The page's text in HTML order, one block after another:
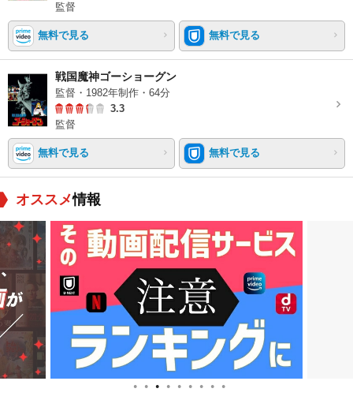
監督
無料で見る 無料で見る
戦国魔神ゴーショーグン
監督・1982年制作・64分
3.3
監督
無料で見る 無料で見る
オススメ情報
● ● ● ● ● ● ● ● ●